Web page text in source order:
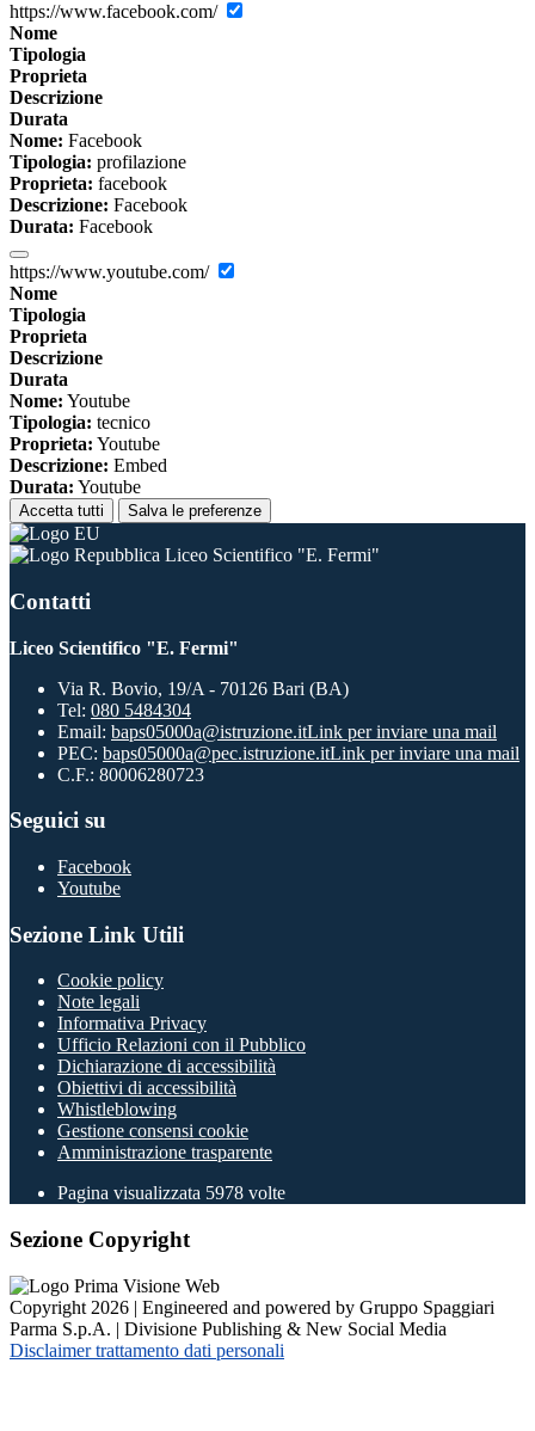
https://www.facebook.com/
Nome
Tipologia
Proprieta
Descrizione
Durata
Nome: Facebook
Tipologia: profilazione
Proprieta: facebook
Descrizione: Facebook
Durata: Facebook
https://www.youtube.com/
Nome
Tipologia
Proprieta
Descrizione
Durata
Nome: Youtube
Tipologia: tecnico
Proprieta: Youtube
Descrizione: Embed
Durata: Youtube
Accetta tutti Salva le preferenze
Liceo Scientifico "E. Fermi"
Contatti
Liceo Scientifico "E. Fermi"
Via R. Bovio, 19/A - 70126 Bari (BA)
Tel: 080 5484304
Email: baps05000a@istruzione.itLink per inviare una mail
PEC: baps05000a@pec.istruzione.itLink per inviare una mail
C.F.: 80006280723
Seguici su
Facebook
Youtube
Sezione Link Utili
Cookie policy
Note legali
Informativa Privacy
Ufficio Relazioni con il Pubblico
Dichiarazione di accessibilità
Obiettivi di accessibilità
Whistleblowing
Gestione consensi cookie
Amministrazione trasparente
Pagina visualizzata 5978 volte
Sezione Copyright
Copyright 2026 | Engineered and powered by Gruppo Spaggiari
Parma S.p.A. | Divisione Publishing & New Social Media
Disclaimer trattamento dati personali